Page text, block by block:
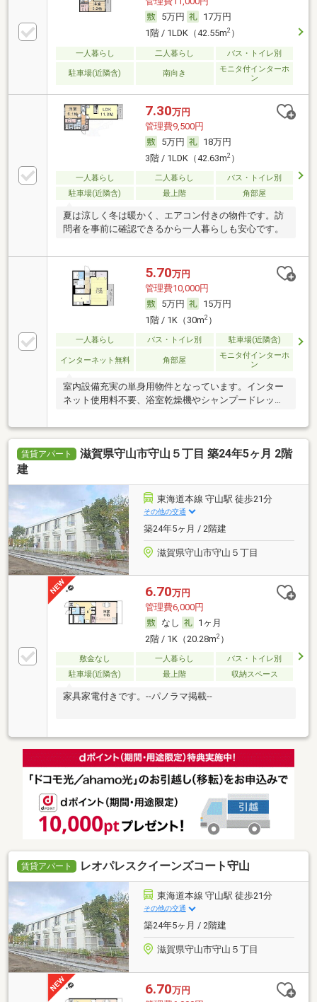
5万円
17万円
1階 / 1LDK（42.55m2）
一人暮らし 二人暮らし バス・トイレ別
駐車場(近隣含) 南向き
モニタ付インターホ
ン
7.30万円
管理費9,500円
5万円
18万円
3階 / 1LDK（42.63m2）
一人暮らし 二人暮らし
バス・トイレ別
駐車場(近隣含)
最上階 角部屋
夏は涼しく冬は暖かく、エアコン付きの物件です。訪
問者を事前に確認できるから一人暮らしも安心です。
5.70万円
管理費10,000円
5万円
15万円
1階 / 1K（30m2）
一人暮らし バス・トイレ別 駐車場(近隣含)
インターネット無料 角部屋
モニタ付インターホ
ン
室内設備充実の単身用物件となっています。インター
ネット使用料不要、浴室乾燥機やシャンプードレッサ
賃貸アパート
滋賀県守山市守山５丁目 築24年5ヶ月 2階
建
東海道本線 守山駅 徒歩21分
その他の交通
築24年5ヶ月 / 2階建
滋賀県守山市守山５丁目
6.70万円
管理費6,000円
なし
1ヶ月
2階 / 1K（20.28m2）
敷金なし 一人暮らし
バス・トイレ別
駐車場(近隣含)
最上階 収納スペース
家具家電付きです。--パノラマ掲載--
賃貸アパート レオパレスクイーンズコート守山
東海道本線 守山駅 徒歩21分
その他の交通
築24年5ヶ月 / 2階建
滋賀県守山市守山５丁目
6.70万円